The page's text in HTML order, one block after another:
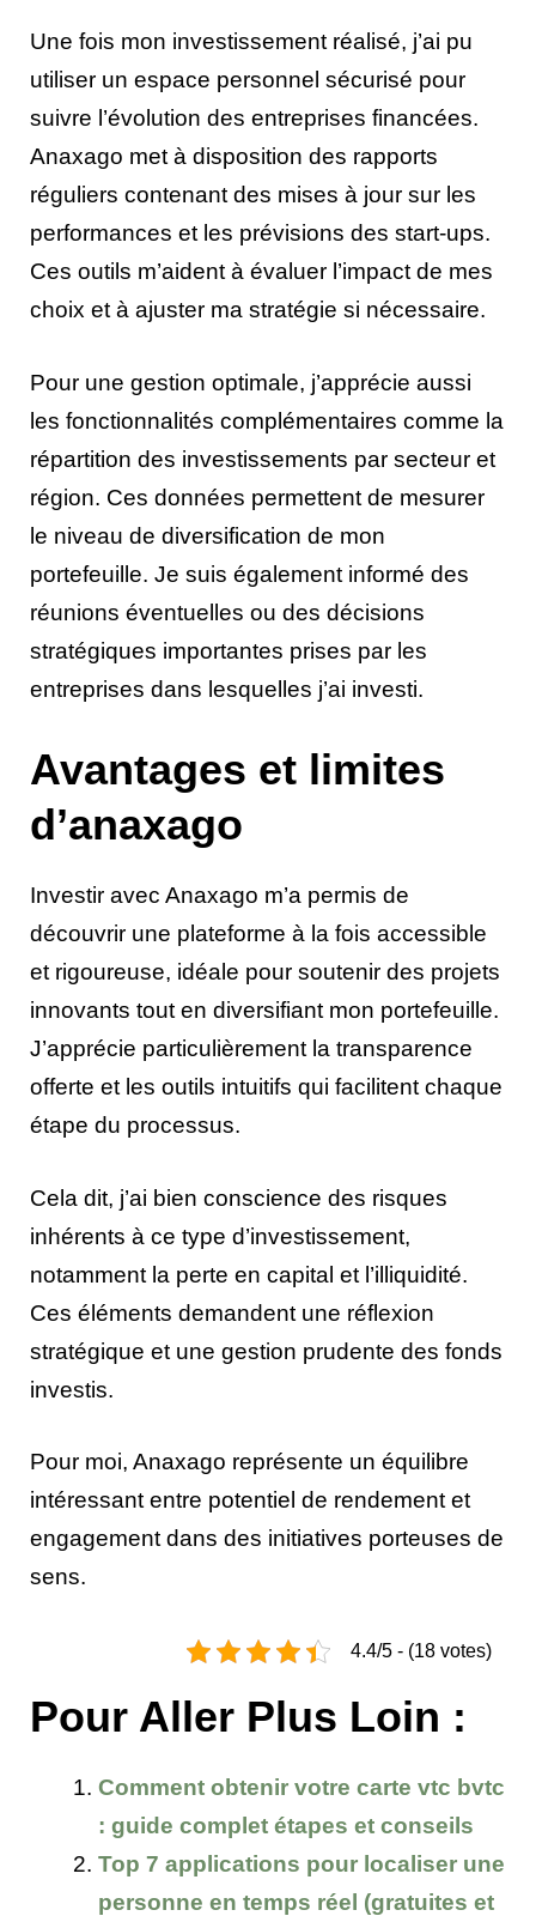
Une fois mon investissement réalisé, j’ai pu
utiliser un espace personnel sécurisé pour
suivre l’évolution des entreprises financées.
Anaxago met à disposition des rapports
réguliers contenant des mises à jour sur les
performances et les prévisions des start-ups.
Ces outils m’aident à évaluer l’impact de mes
choix et à ajuster ma stratégie si nécessaire.
Pour une gestion optimale, j’apprécie aussi
les fonctionnalités complémentaires comme la
répartition des investissements par secteur et
région. Ces données permettent de mesurer
le niveau de diversification de mon
portefeuille. Je suis également informé des
réunions éventuelles ou des décisions
stratégiques importantes prises par les
entreprises dans lesquelles j’ai investi.
Avantages et limites
d’anaxago
Investir avec Anaxago m’a permis de
découvrir une plateforme à la fois accessible
et rigoureuse, idéale pour soutenir des projets
innovants tout en diversifiant mon portefeuille.
J’apprécie particulièrement la transparence
offerte et les outils intuitifs qui facilitent chaque
étape du processus.
Cela dit, j’ai bien conscience des risques
inhérents à ce type d’investissement,
notamment la perte en capital et l’illiquidité.
Ces éléments demandent une réflexion
stratégique et une gestion prudente des fonds
investis.
Pour moi, Anaxago représente un équilibre
intéressant entre potentiel de rendement et
engagement dans des initiatives porteuses de
sens.
4.4/5 - (18 votes)
Pour Aller Plus Loin :
Comment obtenir votre carte vtc bvtc
: guide complet étapes et conseils
Top 7 applications pour localiser une
personne en temps réel (gratuites et